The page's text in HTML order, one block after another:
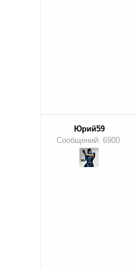
Юрий59
Сообщений: 6900